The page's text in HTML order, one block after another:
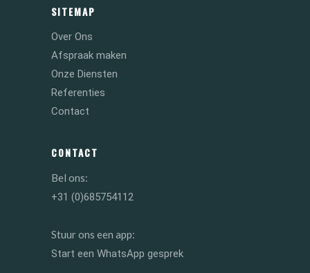
SITEMAP
Over Ons
Afspraak maken
Onze Diensten
Referenties
Contact
CONTACT
Bel ons:
+31 (0)685754112
Stuur ons een app:
Start een WhatsApp gesprek